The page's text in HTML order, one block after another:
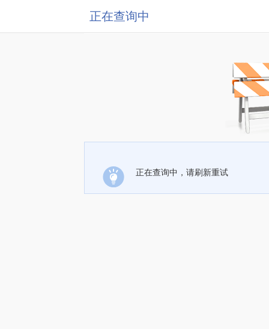
正在查询中
正在查询中，请刷新重试